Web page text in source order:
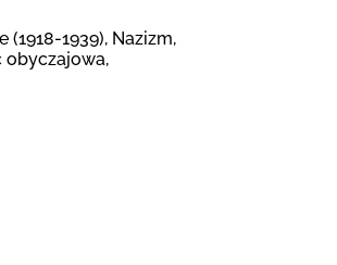
1939), Nazizm,
obyczajowa,